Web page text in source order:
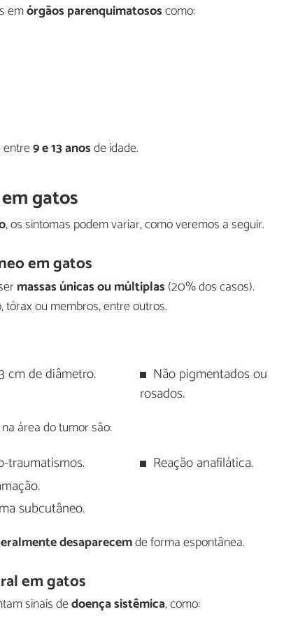
emórgãos parenquimatososcomo:
entre9 e 13 anosde idade.
gatos
, os sintomas podem variar, como veremos a seguir.
em gatos
massas únicas ou múltiplas (20% dos casos).
tórax ou membros, entre outros.
cm de diâmetro.
Não pigmentados ou
rosados.
área do tumor são:
traumatismos.
subcutâneo.
Reação anafilática.
desaparecemde forma espontânea.
em gatos
sinais dedoença sistêmica, como: